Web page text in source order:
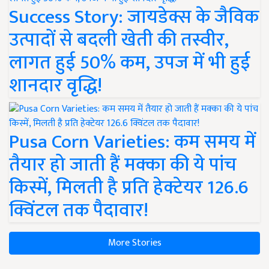
Success Story: जायडेक्स के जैविक
उत्पादों से बदली खेती की तस्वीर,
लागत हुई 50% कम, उपज में भी हुई
शानदार वृद्धि!
Pusa Corn Varieties: कम समय में
तैयार हो जाती हैं मक्का की ये पांच
किस्में, मिलती है प्रति हेक्टेयर 126.6
क्विंटल तक पैदावार!
More Stories